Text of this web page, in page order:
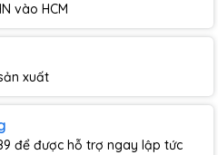
vào HCM
xuất
để được hỗ trợ ngay lập tức